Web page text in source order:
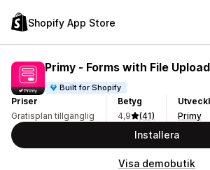
Shopify App Store
Primy ‑ Forms with File Upload
Built for Shopify
Priser
Gratisplan tillgänglig
Betyg
4,9
(41)
Primy
Installera
Visa demobutik